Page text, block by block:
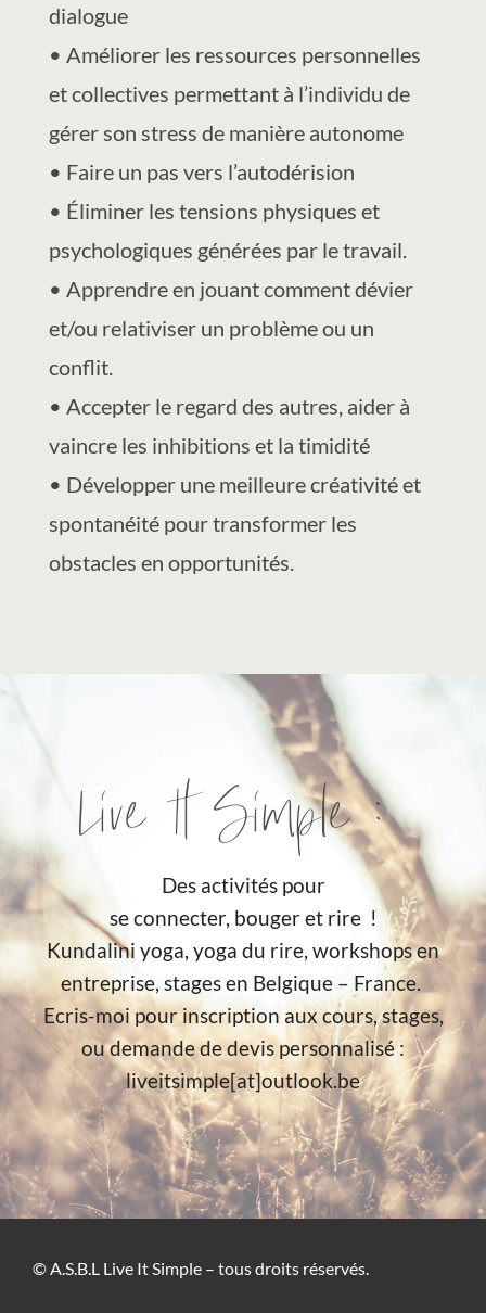
dialogue
• Améliorer les ressources personnelles
et collectives permettant à l’individu de
gérer son stress de manière autonome
• Faire un pas vers l’autodérision
• Éliminer les tensions physiques et
psychologiques générées par le travail.
• Apprendre en jouant comment dévier
et/ou relativiser un problème ou un
conflit.
• Accepter le regard des autres, aider à
vaincre les inhibitions et la timidité
• Développer une meilleure créativité et
spontanéité pour transformer les
obstacles en opportunités.
Live It Simple :
Des activités pour
se connecter, bouger et rire !
Kundalini yoga, yoga du rire, workshops en
entreprise, stages en Belgique – France.
Ecris-moi pour inscription aux cours, stages,
ou demande de devis personnalisé :
liveitsimple[at]outlook.be
© A.S.B.L Live It Simple – tous droits réservés.